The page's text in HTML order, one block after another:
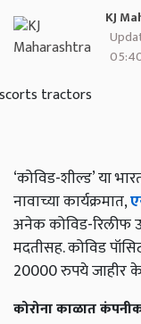
KJ
‘कोविड-शील्ड’ या
नावाच्या कार्यक्रमात,
अनेक कोविड-रिलीफ
मदतीसह. कोविड
20000 रुपये जाहीर
कोरोना काळात